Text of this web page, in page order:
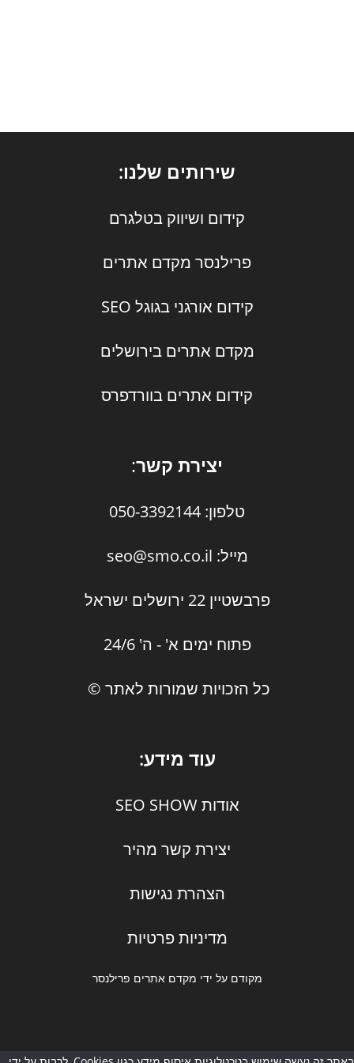
שירותים שלנו:
קידום ושיווק בטלגרם
פרילנסר מקדם אתרים
קידום אורגני בגוגל SEO
מקדם אתרים בירושלים
קידום אתרים בוורדפרס
יצירת קשר:
טלפון: 050-3392144
מייל: seo@smo.co.il
פרבשטיין 22 ירושלים ישראל
פתוח ימים א' - ה' 24/6
כל הזכויות שמורות לאתר ©
עוד מידע:
אודות SEO SHOW
יצירת קשר מהיר
הצהרת נגישות
מדיניות פרטיות
מקודם על ידי מקדם אתרים פרילנסר